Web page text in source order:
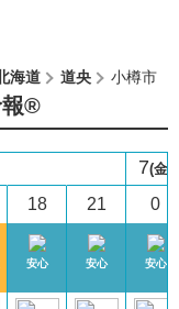
海道 道央 小樽市
報®︎
18
安心
21
安心
7(金)
0
安心